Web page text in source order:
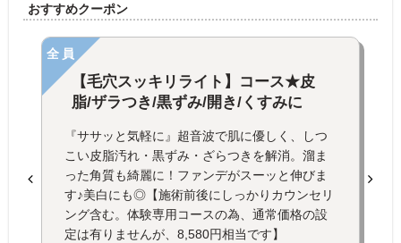
おすすめクーポン
全員
【毛穴スッキリライト】コース★皮
脂/ザラつき/黒ずみ/開き/くすみに
『ササッと気軽に』超音波で肌に優しく、しつ
こい皮脂汚れ・黒ずみ・ざらつきを解消。溜ま
った角質も綺麗に！ファンデがスーッと伸びま
す♪美白にも◎【施術前後にしっかりカウンセリ
ング含む。体験専用コースの為、通常価格の設
定は有りませんが、8,580円相当です】